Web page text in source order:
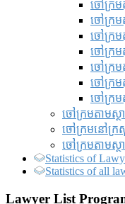
ចៅក្រម
ចៅក្រម
ចៅក្រម
ចៅក្រម
ចៅក្រម
ចៅក្រម
ចៅក្រម
ចៅក្រមតាមស្ថ
ចៅក្រមនៅក្រ
ចៅក្រមតាមស្ថ
Statistics of
Statistics of all
Lawyer List